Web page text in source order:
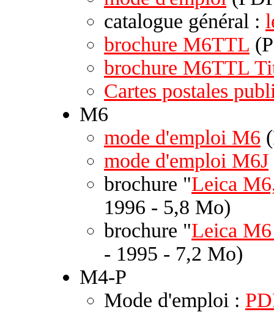
catalogue général :
brochure M6TTL
brochure M6TTL
Cartes postales
M6
mode d'emploi M6
mode d'emploi M6J
brochure "Leica
1996 - 5,8 Mo)
brochure "Leica
- 1995 - 7,2 Mo)
M4-P
Mode d'emploi :